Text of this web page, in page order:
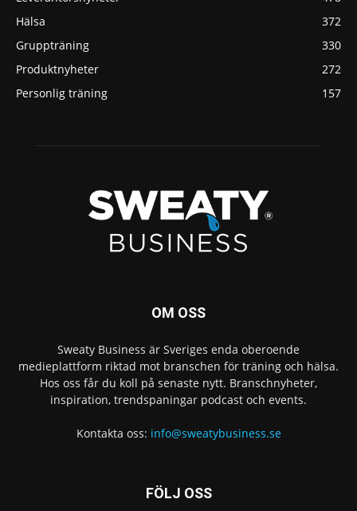
Hälsa
372
Gruppträning
330
Produktnyheter
272
Personlig träning
157
OM OSS
Sweaty Business är Sveriges enda oberoende
medieplattform riktad mot branschen för träning och hälsa.
Hos oss får du koll på senaste nytt. Branschnyheter,
inspiration, trendspaningar podcast och events.
Kontakta oss: info@sweatybusiness.se
FÖLJ OSS